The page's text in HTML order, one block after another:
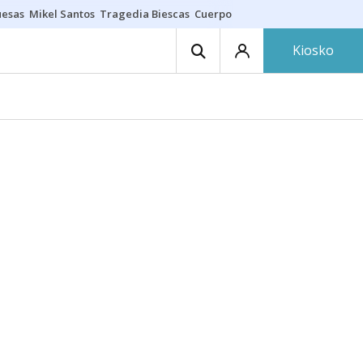
Mikel Santos Tragedia Biescas Cuerpo ría
Kiosko